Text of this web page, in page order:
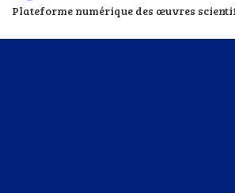
Plateforme numérique des œuvres